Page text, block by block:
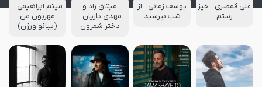
علی قمصری - خیز
رستم
یوسف زمانی - از
شب بپرسید
میثاق راد و
مهدی یاریان -
دختر شمرون
میثم ابراهیمی -
مهربون من
(پیانو ورژن)